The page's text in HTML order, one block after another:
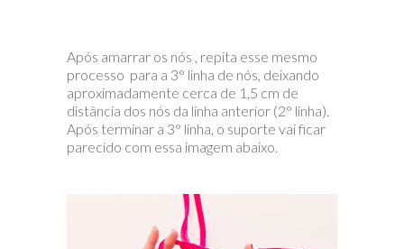
Após amarrar os nós , repita esse mesmo
processo para a 3° linha de nós, deixando
aproximadamente cerca de 1,5 cm de
distância dos nós da linha anterior (2° linha).
Após terminar a 3° linha, o suporte vai ficar
parecido com essa imagem abaixo.